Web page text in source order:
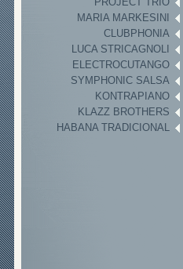
PROJECT TRIO
MARIA MARKESINI
CLUBPHONIA
LUCA STRICAGNOLI
ELECTROCUTANGO
SYMPHONIC SALSA
KONTRAPIANO
KLAZZ BROTHERS
HABANA TRADICIONAL